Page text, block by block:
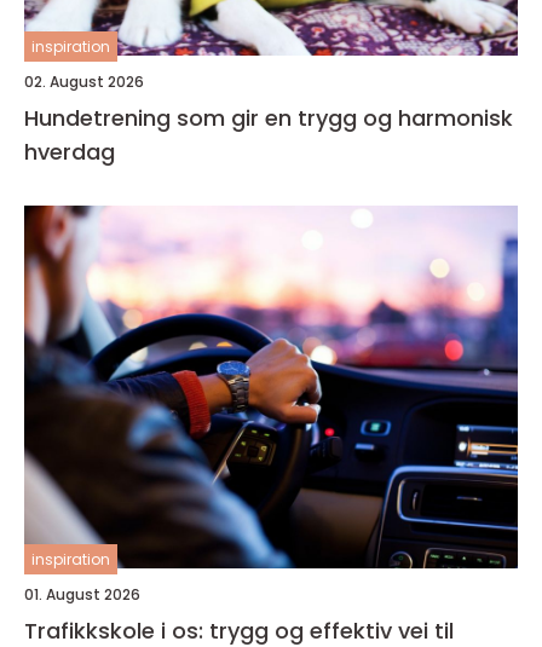
inspiration
02. August 2026
Hundetrening som gir en trygg og harmonisk
hverdag
inspiration
01. August 2026
Trafikkskole i os: trygg og effektiv vei til